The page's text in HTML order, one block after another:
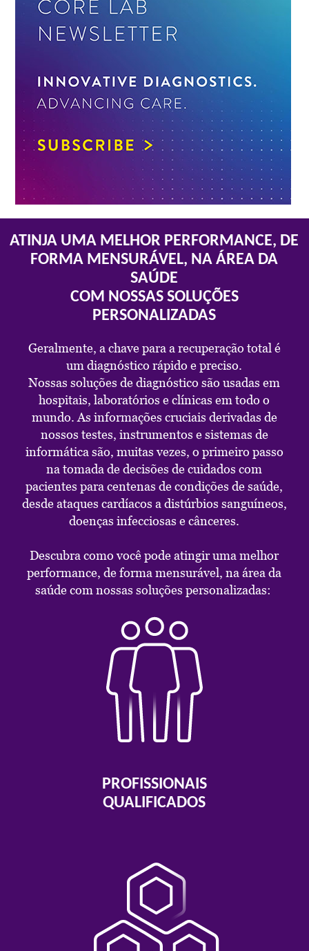
ATINJA UMA MELHOR PERFORMANCE, DE
FORMA MENSURÁVEL, NA ÁREA DA
SAÚDE
COM NOSSAS SOLUÇÕES
PERSONALIZADAS
Geralmente, a chave para a recuperação total é
um diagnóstico rápido e preciso.
Nossas soluções de diagnóstico são usadas em
hospitais, laboratórios e clínicas em todo o
mundo. As informações cruciais derivadas de
nossos testes, instrumentos e sistemas de
informática são, muitas vezes, o primeiro passo
na tomada de decisões de cuidados com
pacientes para centenas de condições de saúde,
desde ataques cardíacos a distúrbios sanguíneos,
doenças infecciosas e cânceres.
Descubra como você pode atingir uma melhor
performance, de forma mensurável, na área da
saúde com nossas soluções personalizadas:
PROFISSIONAIS
QUALIFICADOS